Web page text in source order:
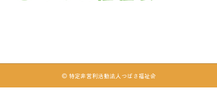
© 特定非営利活動法人つばさ福祉会